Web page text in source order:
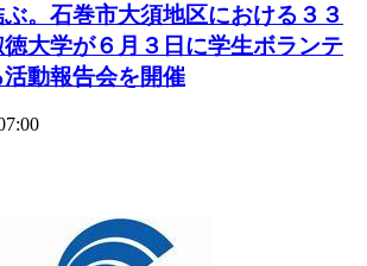
。石巻市大須地区における３３
大学が６月３日に学生ボランテ
活動報告会を開催